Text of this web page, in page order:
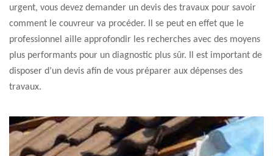
urgent, vous devez demander un devis des travaux pour savoir
comment le couvreur va procéder. Il se peut en effet que le
professionnel aille approfondir les recherches avec des moyens
plus performants pour un diagnostic plus sûr. Il est important de
disposer d’un devis afin de vous préparer aux dépenses des
travaux.